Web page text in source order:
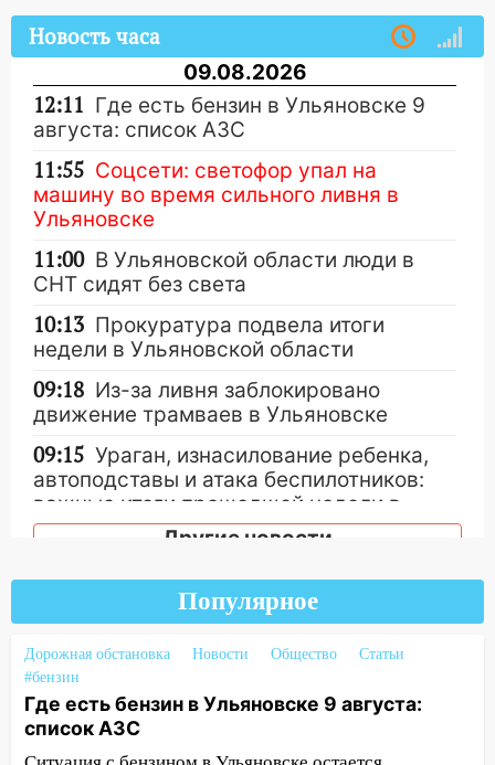
Новость часа
09.08.2026
12:11 Где есть бензин в Ульяновске 9
августа: список АЗС
11:55 Соцсети: светофор упал на
машину во время сильного ливня в
Ульяновске
11:00 В Ульяновской области люди в
СНТ сидят без света
10:13 Прокуратура подвела итоги
недели в Ульяновской области
09:18 Из-за ливня заблокировано
движение трамваев в Ульяновске
09:15 Ураган, изнасилование ребенка,
автоподставы и атака беспилотников:
важные итоги прошедшей недели в
Ульяновской области
трамвайную и троллейбусную
инфраструктуру после шторма.
08:19 Внимание! В Цильнинском районе
пропал 67-летний мужчина
08:11
На Ульяновск снова надвигается
Другие новости
Популярное
Дорожная обстановка Новости Общество
Статьи
#бензин
Где есть бензин в Ульяновске 9 августа:
список АЗС